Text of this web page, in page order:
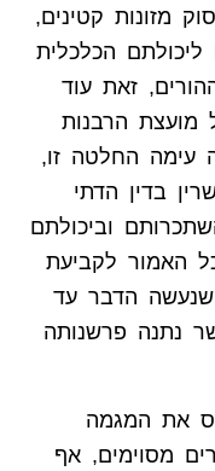
מזונות קטינים,
הכלכלית
זאת עוד
מועצת הרבנות
עימה החלטה זו,
בדין הדתי
וביכולתם
האמור לקביעת
שנעשה הדבר עד
נתנה פרשנותה
את המגמה
מסוימים, אף